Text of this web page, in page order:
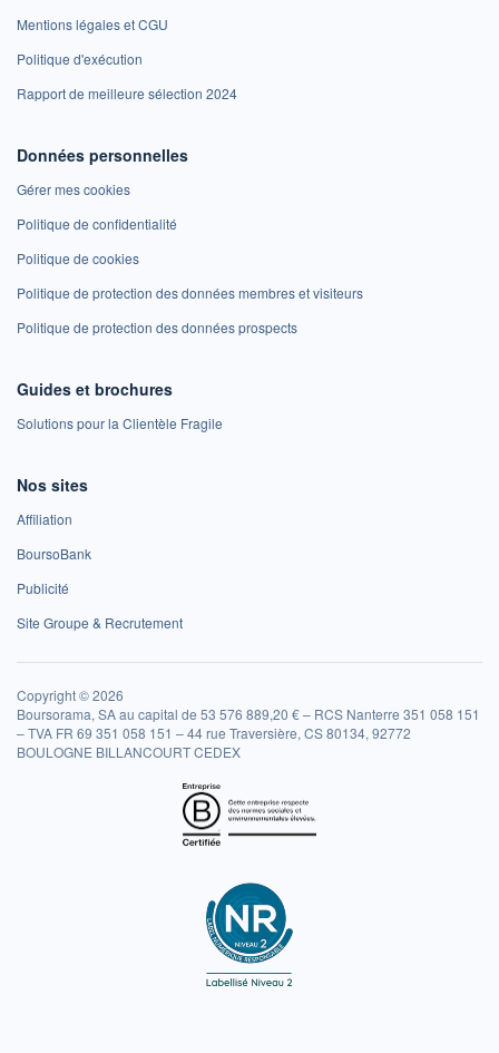
Mentions légales et CGU
Politique d'exécution
Rapport de meilleure sélection 2024
Données personnelles
Gérer mes cookies
Politique de confidentialité
Politique de cookies
Politique de protection des données membres et visiteurs
Politique de protection des données prospects
Guides et brochures
Solutions pour la Clientèle Fragile
Nos sites
Affiliation
BoursoBank
Publicité
Site Groupe & Recrutement
Copyright © 2026
Boursorama, SA au capital de 53 576 889,20 € – RCS Nanterre 351 058 151
– TVA FR 69 351 058 151 – 44 rue Traversière, CS 80134, 92772
BOULOGNE BILLANCOURT CEDEX